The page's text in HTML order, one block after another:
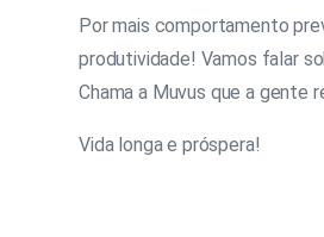
Por mais comportamento
produtividade! Vamos falar
Chama a Muvus que a gente
Vida longa e próspera!